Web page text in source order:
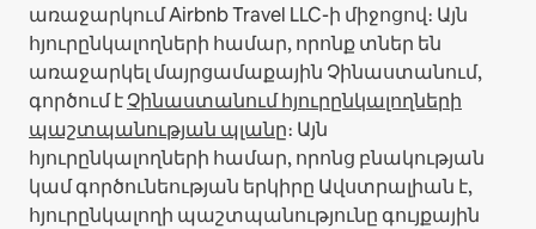
առաջարկում Airbnb Travel LLC-ի միջոցով։ Այն
հյուրընկալողների համար, որոնք տներ են
առաջարկել մայրցամաքային Չինաստանում,
գործում էՉինաստանում հյուրընկալողների
պաշտպանության պլանը։ Այն
հյուրընկալողների համար, որոնց բնակության
կամ գործունեության երկիրը Ավստրալիան է,
հյուրընկալողի պաշտպանությունը գույքային